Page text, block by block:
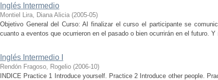
Inglés Intermedio
Montiel Lira, Diana Alicia (2005-05)
Objetivo General del Curso: Al finalizar el curso el participante se
cuanto a eventos que ocurrieron en el pasado o bien ocurrirán en el futuro.
Inglés Intermedio I
Rendón Fragoso, Rogelio (2006-10)
INDICE Practice 1 Introduce yourself. Practice 2 Introduce other people.